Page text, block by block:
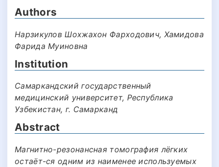
Authors
Нарзикулов Шохжахон Фарходович, Хамидова
Фарида Муиновна
Institution
Самаркандский государственный
медицинский университет, Республика
Узбекистан, г. Самарканд
Abstract
Магнитно-резонансная томография лёгких
остаёт-ся одним из наименее используемых